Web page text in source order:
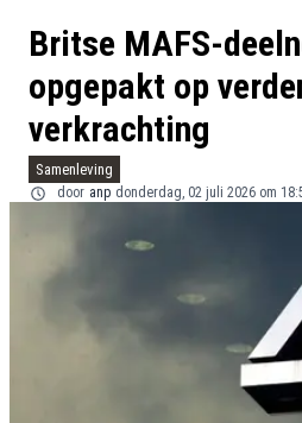
Britse MAFS-
opgepakt op
verkrachting
Samenleving
door anp donderdag, 02 juli 2026 om